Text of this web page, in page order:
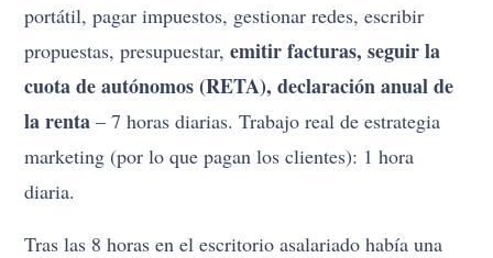
portátil, pagar impuestos, gestionar redes, escribir
propuestas, presupuestar,emitir facturas, seguir la
cuota de autónomos (RETA), declaración anual de
la renta – 7 horas diarias. Trabajo real de estrategia
marketing (por lo que pagan los clientes): 1 hora
diaria.
Tras las 8 horas en el escritorio asalariado había una